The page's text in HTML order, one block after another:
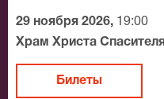
29 ноября 2026, 19:00
Храм Христа Спасителя
Билеты